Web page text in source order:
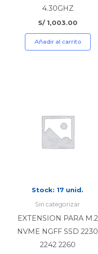
4.30GHZ
S/1,003.00
Añadir al carrito
Stock: 17 unid.
Sin categorizar
EXTENSION PARA M.2
NVME NGFF SSD 2230
2242 2260